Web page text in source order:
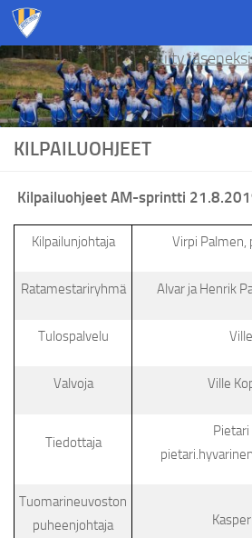
Skip to content
Liity jäseneksi
KILPAILUOHJEET
Kilpailuohjeet AM-sprintti
Kilpailunjohtaja Virpi Palmen,
Ratamestariryhmä Alvar ja Henrik
Tulospalvelu
Valvoja Ville
Tiedottaja
Pietari
Tuomarineuvoston
puheenjohtaja